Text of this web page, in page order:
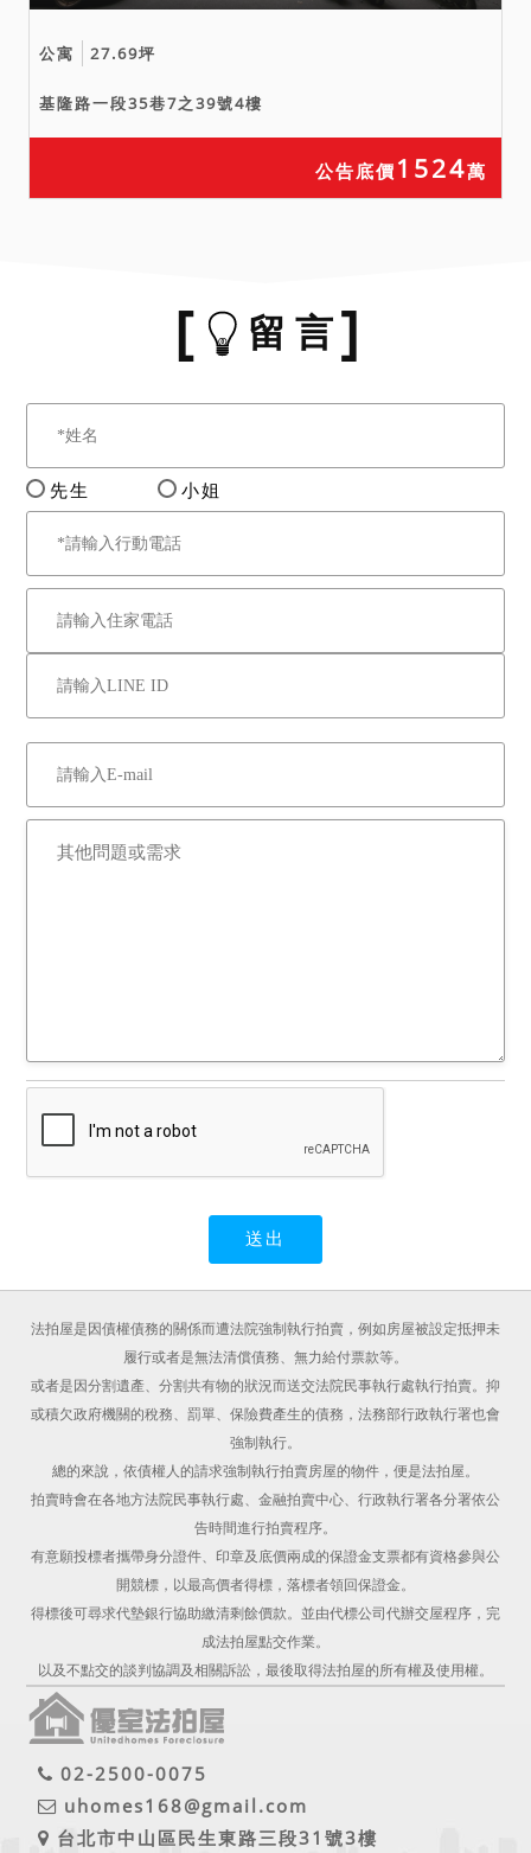
公寓 27.69坪
基隆路一段35巷7之39號4樓
公告底價 1524萬
留 言
先生 小姐
法拍屋是因債權債務的關係而遭法院強制執行拍賣，例如房屋被設定抵押未
履行或者是無法清償債務、無力給付票款等。
或者是因分割遺產、分割共有物的狀況而送交法院民事執行處執行拍賣。抑
或積欠政府機關的稅務、罰單、保險費產生的債務，法務部行政執行署也會
強制執行。
總的來說，依債權人的請求強制執行拍賣房屋的物件，便是法拍屋。
拍賣時會在各地方法院民事執行處、金融拍賣中心、行政執行署各分署依公
告時間進行拍賣程序。
有意願投標者攜帶身分證件、印章及底價兩成的保證金支票都有資格參與公
開競標，以最高價者得標，落標者領回保證金。
得標後可尋求代墊銀行協助繳清剩餘價款。並由代標公司代辦交屋程序，完
成法拍屋點交作業。
以及不點交的談判協調及相關訴訟，最後取得法拍屋的所有權及使用權。
02-2500-0075
uhomes168@gmail.com
台北市中山區民生東路三段31號3樓